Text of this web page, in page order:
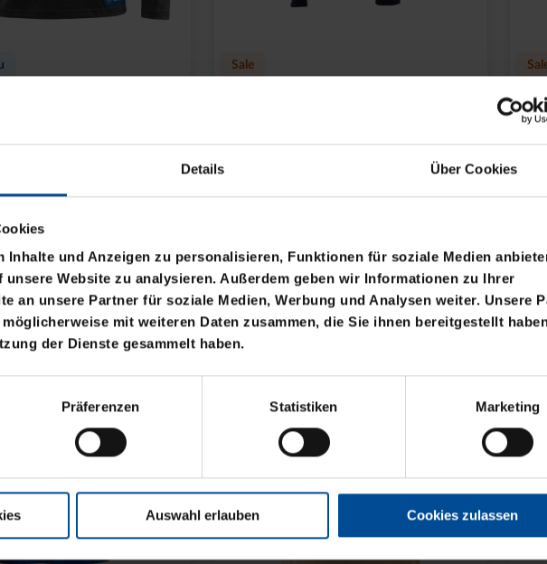
Details Über Cookies
Inhalte und Anzeigen zu personalisieren, Funktionen für soziale Medien
Website zu analysieren. Außerdem geben wir Informationen zu Ihrer
an unsere Partner für soziale Medien, Werbung und Analysen weiter. Unsere
mit weiteren Daten zusammen, die Sie ihnen bereitgestellt
der Dienste gesammelt haben.
Präferenzen Statistiken Marketing
Auswahl erlauben Cookies zulassen
2025
Sale
25-26
45,00 € 30